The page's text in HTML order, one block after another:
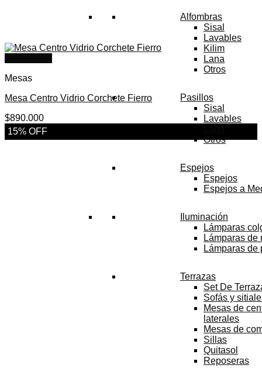
Alfombras
Sisal
Lavables
Kilim
Lana
Otros
Pasillos
Sisal
Lavables
Otros
Espejos
Espejos
Espejos a
Iluminación
Lámparas
Lámparas de
Lámparas de
Terrazas
Set De
Sofás y
Mesas de
laterales
Mesas de
Sillas
Quitasol
Reposeras
Mesas
Mesa Centro Vidrio Corchete Fierro
$890.000
15% OFF